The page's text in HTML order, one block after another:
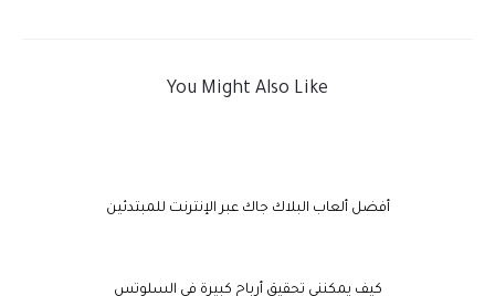
You Might Also Like
أفضل ألعاب البلاك جاك عبر الإنترنت للمبتدئين
كيف يمكنني تحقيق أرباح كبيرة في السلوتس